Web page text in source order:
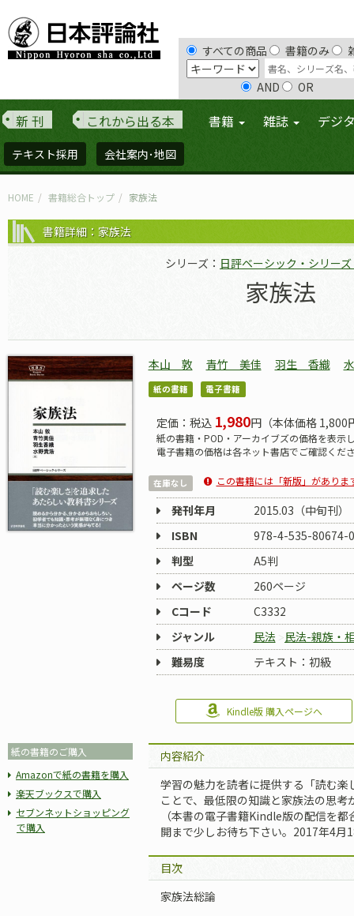
すべての商品 書籍のみ
AND OR
新 刊 これから出る本 書籍 雑誌 デジ
テキスト採用 会社案内･地図
HOME 書籍総合トップ 家族法
書籍詳細：家族法
シリーズ： 日評ベーシック・シリー
家族法
本山 敦 青竹 美佳 羽生 香織
紙の書籍 電子書籍
定価：税込 1,980円（本体価格 1,800
紙の書籍・POD・アーカイブズの価格を表示
電子書籍の価格は各ネット書店でご確認くだ
在庫なし この書籍には「新版」がありま
発刊年月
2015.03（中旬刊）
ISBN
978-4-535-80674-0
判型
A5判
ページ数
260ページ
Cコード
C3332
ジャンル
民法
民法-親族・
難易度
テキスト：初級
Kindle版 購入ページへ
紙の書籍のご購入
Amazonで紙の書籍を購入
楽天ブックスで購入
セブンネットショッピング
で購入
内容紹介
学習の魅力を読者に提供する「読む
ことで、最低限の知識と家族法の思考
（本書の電子書籍Kindle版の配信を
開まで少しお待ち下さい。2017年4月
目次
家族法総論